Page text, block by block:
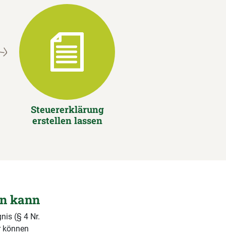
Steuererklärung
erstellen lassen
kann
(§ 4 Nr.
können